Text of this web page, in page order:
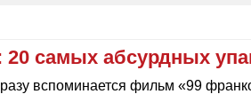
самых абсурдных
вспоминается фильм «99